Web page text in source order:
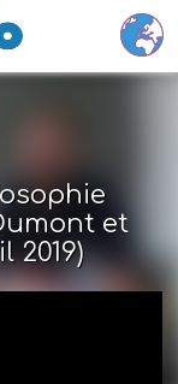
et
2019)